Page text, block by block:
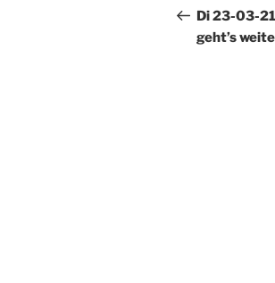
Beitrag
Di 23-03-
geht’s